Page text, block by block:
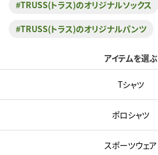
#TRUSS(トラス)のオリジナルソックス
#TRUSS(トラス)のオリジナルパンツ
アイテムを選ぶ
Tシャツ
ポロシャツ
スポーツウェア